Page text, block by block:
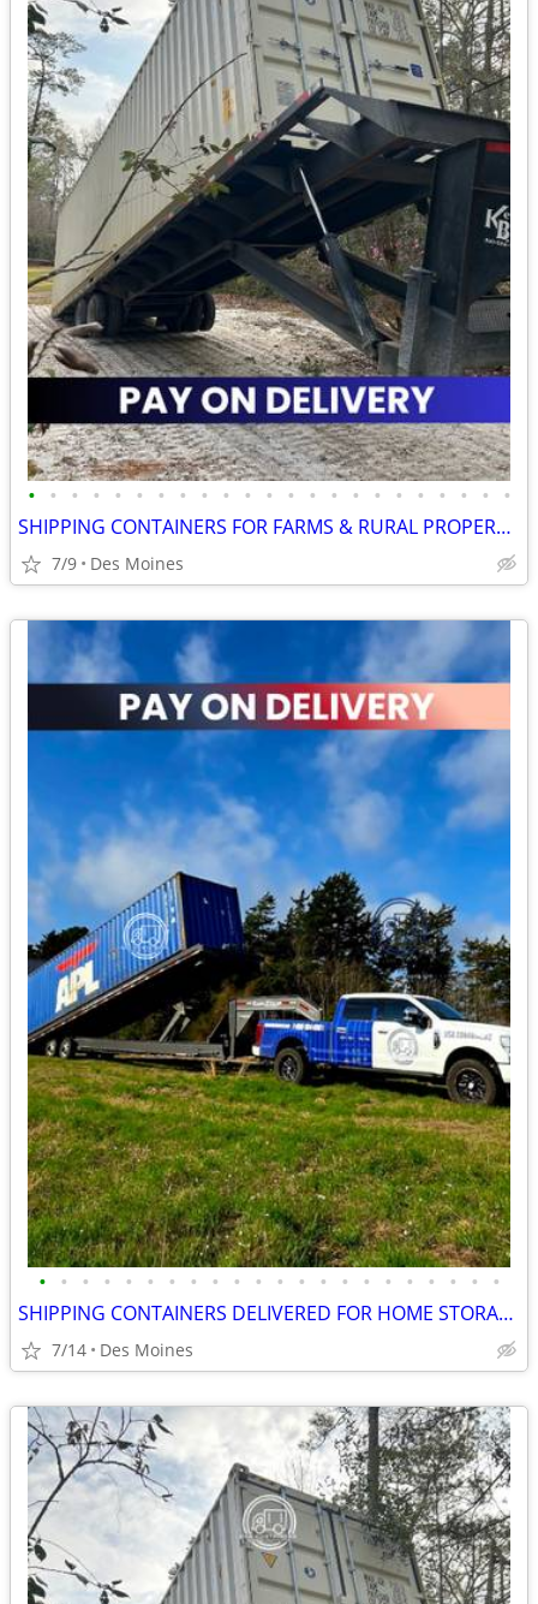
• • • • • • • • • • • • • • • • • • • • • • •
SHIPPING CONTAINERS FOR FARMS & RURAL PROPERTIES (385) 446-6148
7/9 Des Moines
• • • • • • • • • • • • • • • • • • • • • •
SHIPPING CONTAINERS DELIVERED FOR HOME STORAGE (385) 446-6148
7/14 Des Moines